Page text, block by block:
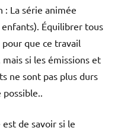
: La série animée
Équilibrer tous
que ce travail
si les émissions et
ne sont pas plus durs
possible..
de savoir si le